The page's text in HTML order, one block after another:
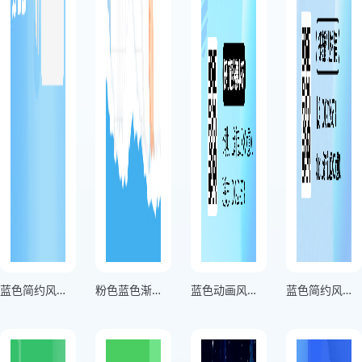
蓝色简约风护牙小科普宣传海报 粉色蓝色渐变风口腔小知识宣传海报 蓝色动画风卫生健康知识科普宣传海报 蓝色简约风讲卫生保健康宣传海报